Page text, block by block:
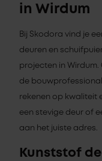
in Wirdum
Bij Skodora vind je
deuren en
projecten in
de
rekenen op kwaliteit
een stevige deur of
aan het juiste adres.
Kunststof